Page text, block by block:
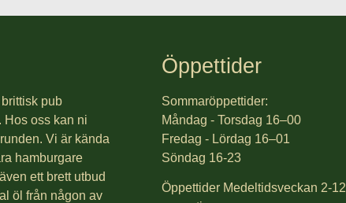
pub
Hos oss kan ni
Vi är kända
hamburgare
ett brett utbud
öl från någon av
Öppettider
Sommaröppettider:
Måndag - Torsdag 16–00
Fredag - Lördag 16–01
Söndag 16-23
Öppettider Medeltidsveckan 2-12